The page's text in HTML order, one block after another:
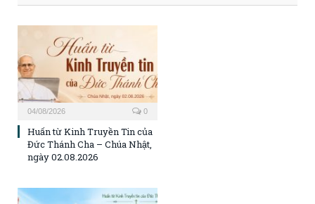
04/08/2026 0
Huấn từ Kinh Truyền Tin của
Đức Thánh Cha – Chúa Nhật,
ngày 02.08.2026